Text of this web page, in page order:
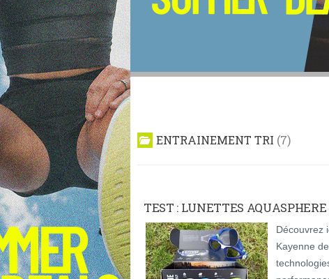
ENTRAINEMENT TRI 7
TEST : LUNETTES
Découvrez
Kayenne